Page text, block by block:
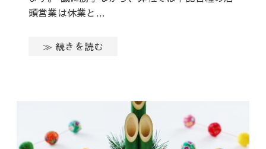
頭営業は休業と…
≫ 続きを読む